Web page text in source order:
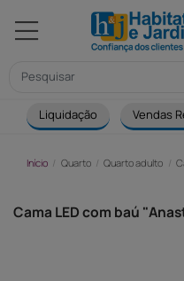
Liquidação Vendas
Início Quarto Quarto adulto
Cama LED com baú